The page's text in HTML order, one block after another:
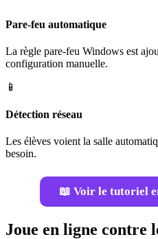
Pare-feu automatique
La règle pare-feu Windows est
configuration manuelle.
📱
Détection réseau
Les élèves voient la salle
besoin.
📖 Voir le tutoriel
Joue en ligne contre